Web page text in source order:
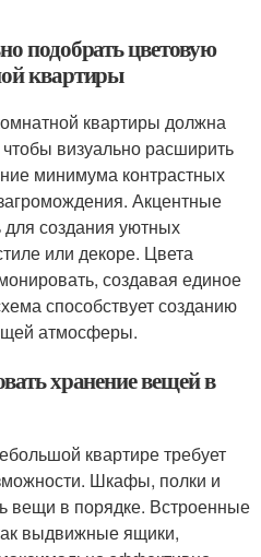
подобрать цветовую
квартиры
квартиры должна
визуально расширить
минимума контрастных
Акцентные
для создания уютных
или декоре. Цвета
создавая единое
способствует созданию
атмосферы.
хранение вещей в
квартире требует
Шкафы, полки и
вещи в порядке. Встроенные
выдвижные ящики,